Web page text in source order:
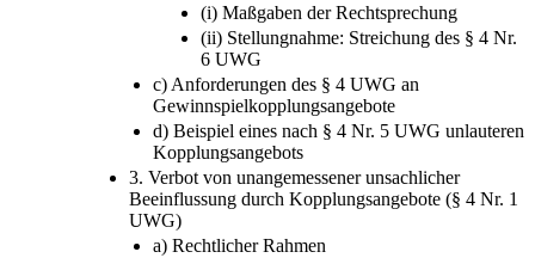
(i) Maßgaben der Rechtsprechung
(ii) Stellungnahme: Streichung des § 4 Nr.
6 UWG
c) Anforderungen des § 4 UWG an
Gewinnspielkopplungsangebote
d) Beispiel eines nach § 4 Nr. 5 UWG unlauteren
Kopplungsangebots
3. Verbot von unangemessener unsachlicher
Beeinflussung durch Kopplungsangebote (§ 4 Nr. 1
UWG)
a) Rechtlicher Rahmen